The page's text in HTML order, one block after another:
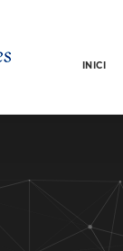
INICI